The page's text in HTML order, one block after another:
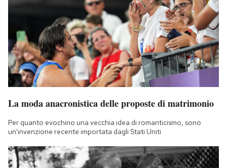
La moda anacronistica delle proposte di matrimonio
Per quanto evochino una vecchia idea di romanticismo, sono
un'invenzione recente importata dagli Stati Uniti